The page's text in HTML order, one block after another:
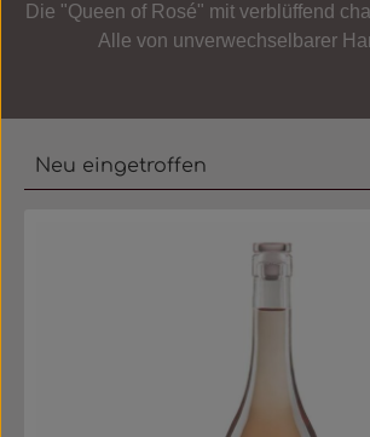
Die "Queen of Rosé" mit verblüffend
Alle von unverwechselbarer